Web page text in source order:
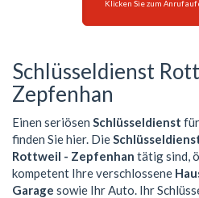
Klicken Sie zum Anruf
Schlüsseldienst
Zepfenhan
Einen seriösen Schlüsseldienst für
finden Sie hier. Die
Rottweil - Zepfenhan tätig sind,
kompetent Ihre verschlossene
Garage sowie Ihr Auto. Ihr